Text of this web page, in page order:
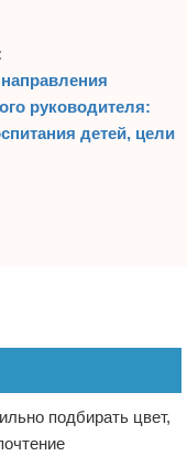
руководителя:
детей, цели
подбирать цвет,